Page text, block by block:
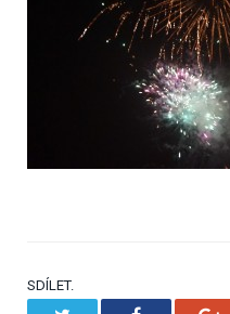
SDÍLET.